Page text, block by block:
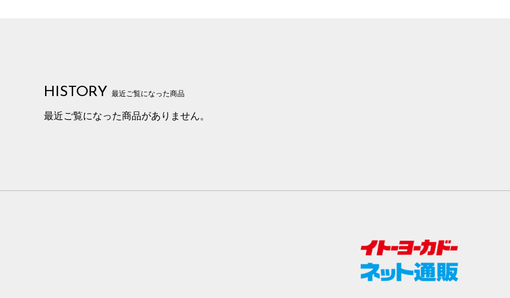
HISTORY 最近ご覧になった商品
最近ご覧になった商品がありません。